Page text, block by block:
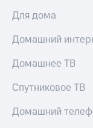
Для дома
Домашний
Домашнее ТВ
Спутниковое ТВ
Домашний